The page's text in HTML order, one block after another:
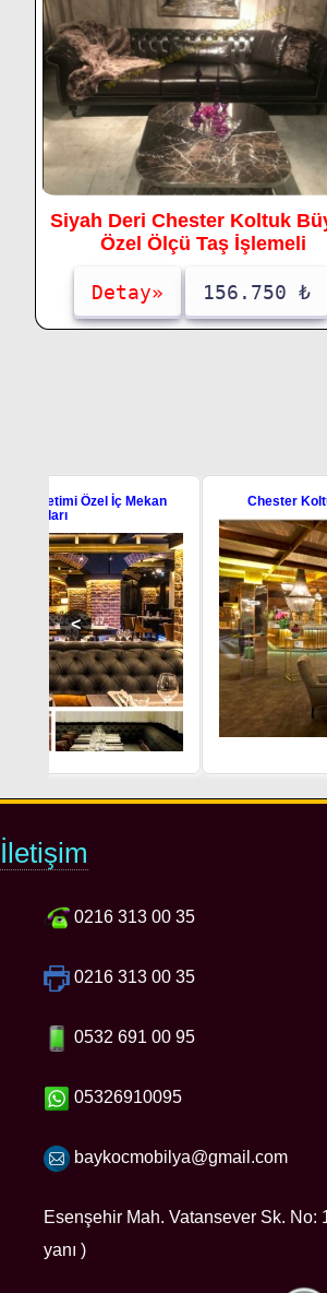
Siyah Deri Chester Koltuk
Özel Ölçü Taş İşlemeli
Detay» 156.750 ₺
Chester Koltuk Modelleri Otel
İletişim
0216 313 00 35
0216 313 00 35
0532 691 00 95
05326910095
baykocmobilya@gmail.com
Esenşehir Mah. Vatansever Sk.
yanı )